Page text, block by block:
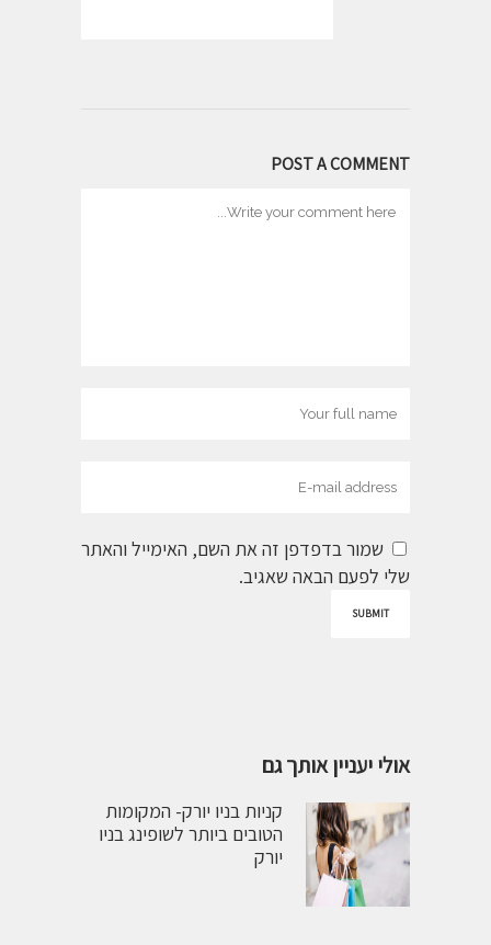
POST A COMMENT
שמור בדפדפן זה את השם, האימייל והאתר
שלי לפעם הבאה שאגיב.
אולי יעניין אותך גם
קניות בניו יורק- המקומות
הטובים ביותר לשופינג בניו
יורק